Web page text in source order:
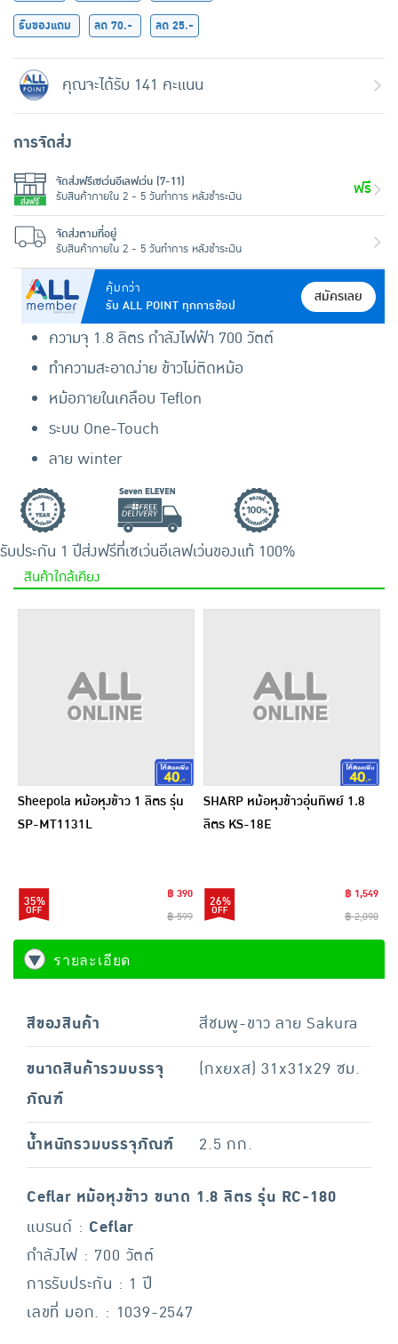
คุ้มกว่า
รับ ALL POINT ทุกการช้อป
สมัครเลย
ความจุ 1.8 ลิตร กำลังไฟฟ้า 700 วัตต์
ทำความสะอาดง่าย ข้าวไม่ติดหม้อ
หม้อภายในเคลือบ Teflon
ระบบ One-Touch
ลาย winter
รับของแถม
ลด 70.- ลด 25.-
คุณจะได้รับ 141 คะแนน
การจัดส่ง
จัดส่งฟรีเซเว่นอีเลฟเว่น (7-11)
รับสินค้าภายใน 2 - 5 วันทำการ หลังชำระเงิน
ฟรี
จัดส่งตามที่อยู่
รับสินค้าภายใน 2 - 5 วันทำการ หลังชำระเงิน
รับประกัน 1 ปีส่งฟรีที่เซเว่นอีเลฟเว่นของแท้ 100%
สินค้าใกล้เคียง
Sheepola หม้อหุงข้าว 1 ลิตร รุ่น
SP-MT1131L
35%
฿ 390
฿ 599
SHARP หม้อหุงข้าวอุ่นทิพย์ 1.8
ลิตร KS-18E
26%
฿ 1,549
฿ 2,090
รายละเอียด
สีของสินค้า
สีชมพู-ขาว ลาย Sakura
ขนาดสินค้ารวมบรรจุ
ภัณฑ์
(กxยxส) 31x31x29 ซม.
น้ำหนักรวมบรรจุภัณฑ์ 2.5 กก.
Ceflar หม้อหุงข้าว ขนาด 1.8 ลิตร รุ่น RC-180
แบรนด์ : Ceflar
กำลังไฟ : 700 วัตต์
การรับประกัน : 1 ปี
เลขที่ มอก. : 1039-2547